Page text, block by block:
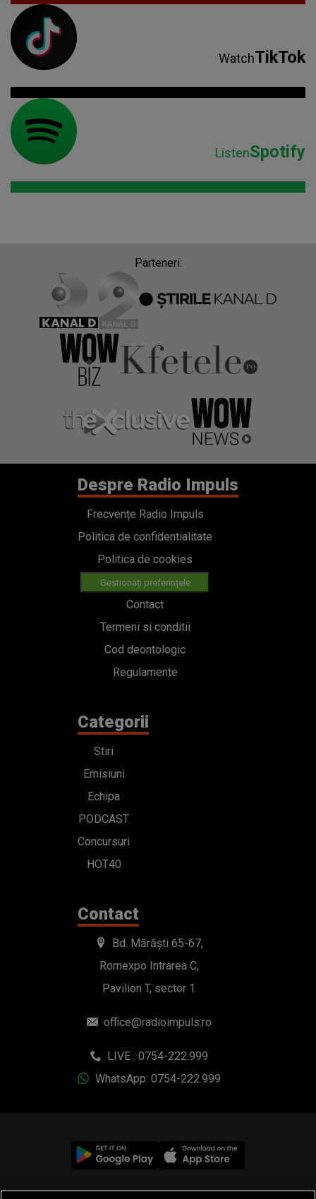
WatchTikTok
ListenSpotify
Parteneri:
Despre Radio Impuls
Frecvențe Radio Impuls
Politica de confidentialitate
Politica de cookies
Gestionați preferințele
Contact
Termeni si conditii
Cod deontologic
Regulamente
Categorii
Stiri
Emisiuni
Echipa
PODCAST
Concursuri
HOT40
Contact
Bd. Mărăști 65-67,
Romexpo Intrarea C,
Pavilion T, sector 1
office@radioimpuls.ro
LIVE : 0754-222.999
WhatsApp: 0754-222.999
© 2019-2026 DOGAN MEDIA INTERNATIONAL SA, Toate